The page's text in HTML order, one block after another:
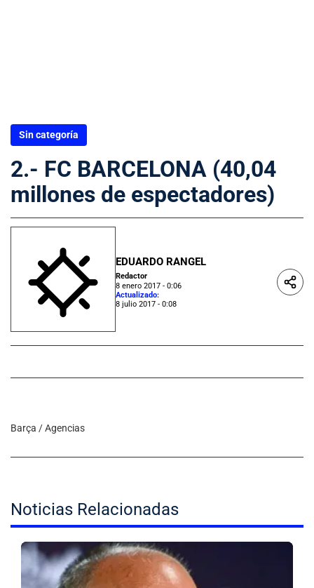
Sin categoría
2.- FC BARCELONA (40,04
millones de espectadores)
EDUARDO RANGEL
Redactor
8 enero 2017 - 0:06
Actualizado:
8 julio 2017 - 0:08
Barça / Agencias
Noticias Relacionadas